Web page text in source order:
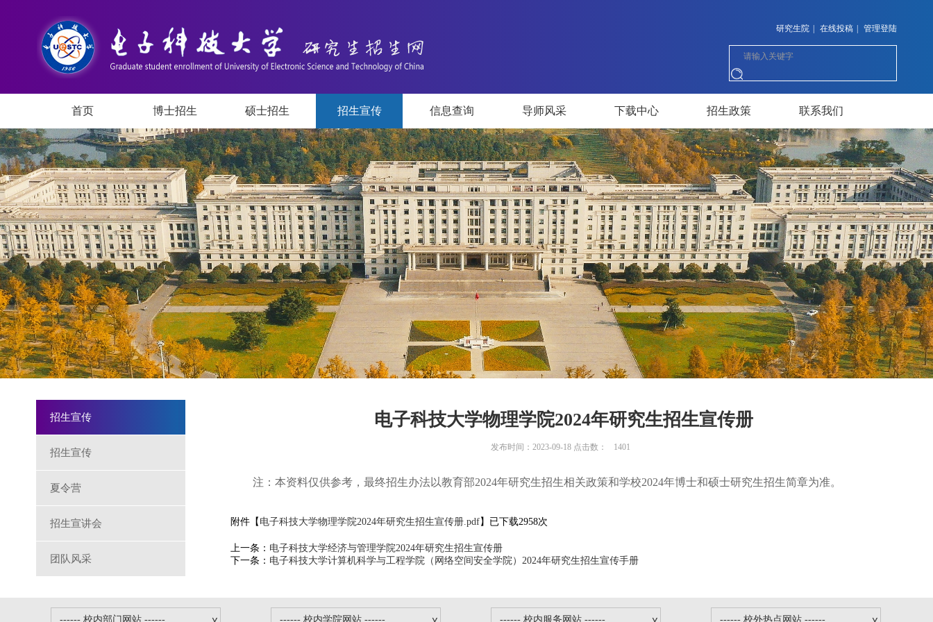
研究生院 在线投稿 管理登陆
首页 博士招生 硕士招生 招生宣传 信息查询 导师风采 下载中心 招生政策 联系我们
招生宣传
招生宣传
夏令营
招生宣讲会
团队风采
电子科技大学物理学院2024年研究生招生宣传册
发布时间：2023-09-18 点击数： 1401
注：本资料仅供参考，最终招生办法以教育部2024年研究生招生相关政策和学校2024年博士和硕士研究生招生简章为准。
附件【 电子科技大学物理学院2024年研究生招生宣传册.pdf】已下载2958次
上一条： 电子科技大学经济与管理学院2024年研究生招生宣传册
下一条： 电子科技大学计算机科学与工程学院（网络空间安全学院）2024年研究生招生宣传手册